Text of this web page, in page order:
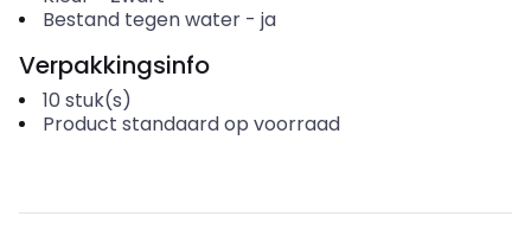
Bestand tegen water- ja
Verpakkingsinfo
10 stuk(s)
Product standaard op voorraad